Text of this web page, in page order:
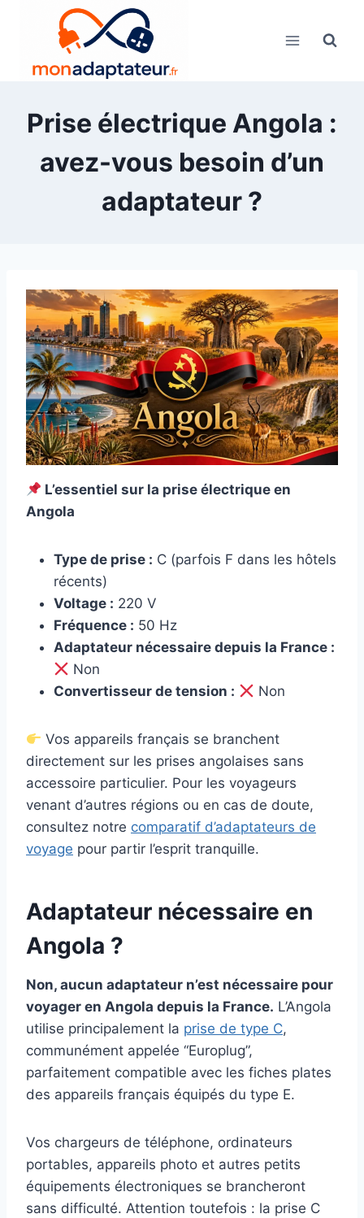
Prise électrique Angola :
avez-vous besoin d’un
adaptateur ?
L’essentiel sur la prise électrique en
Angola
Type de prise : C (parfois F dans les hôtels
récents)
Voltage : 220 V
Fréquence : 50 Hz
Adaptateur nécessaire depuis la France :
Non
Convertisseur de tension :
Non
Vos appareils français se branchent
directement sur les prises angolaises sans
accessoire particulier. Pour les voyageurs
venant d’autres régions ou en cas de doute,
consultez notre comparatif d’adaptateurs de
voyage pour partir l’esprit tranquille.
Adaptateur nécessaire en
Angola ?
Non, aucun adaptateur n’est nécessaire pour
voyager en Angola depuis la France. L’Angola
utilise principalement la prise de type C,
communément appelée “Europlug”,
parfaitement compatible avec les fiches plates
des appareils français équipés du type E.
Vos chargeurs de téléphone, ordinateurs
portables, appareils photo et autres petits
équipements électroniques se brancheront
sans difficulté. Attention toutefois : la prise C